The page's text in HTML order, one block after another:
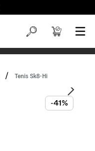
Tenis Sk8-Hi
-41%